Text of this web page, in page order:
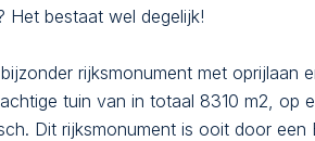
Het bestaat wel degelijk!
rijksmonument met oprijlaan
tuin van in totaal 8310 m2, op
Dit rijksmonument is ooit door een